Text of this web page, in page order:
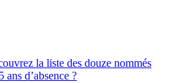
la liste des douze nommés
ans d’absence ?